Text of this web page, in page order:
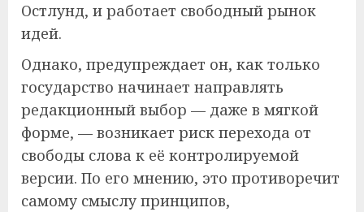
Остлунд, и работает свободный рынок
идей.
Однако, предупреждает он, как только
государство начинает направлять
редакционный выбор — даже в мягкой
форме, — возникает риск перехода от
свободы слова к её контролируемой
версии. По его мнению, это противоречит
самому смыслу принципов,